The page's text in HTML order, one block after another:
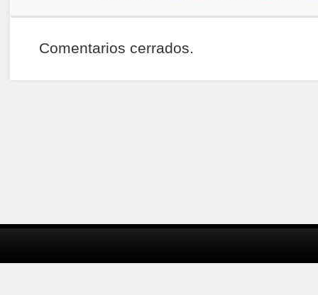
Comentarios cerrados.